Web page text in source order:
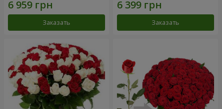
Заказать Заказать